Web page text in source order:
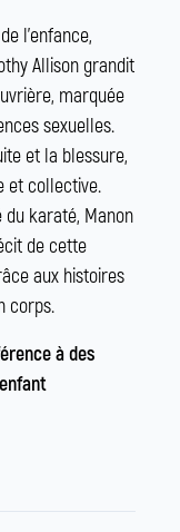
l’enfance,
Allison grandit
marquée
sexuelles.
et la blessure,
et collective.
karaté, Manon
de cette
aux histoires
corps.
à des